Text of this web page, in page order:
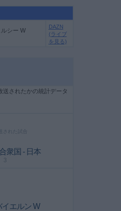
シー W
DAZN
(ライブ
を見る)
送されたかの統計データ
された試合
衆国 - 日本
3
イエルン W